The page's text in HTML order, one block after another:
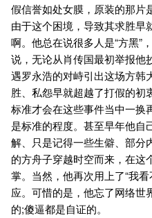
假信誉如处女膜，原装的那片
由于这个困境，导致其求胜早
啊。他总在说很多人是“方黑”
说，无论从肖传国最初举报他
遇罗永浩的对峙引出这场方韩
胜、私怨早就超越了打假的初
标准才会在这些事件当中一换
是标准的程度。甚至早年他自
解、只是记得一些生僻、部分
的方舟子穿越时空而来，在这
掌。当然，他再次用上了“我
应。可惜的是，他忘了网络世
的;傻逼都是自证的。